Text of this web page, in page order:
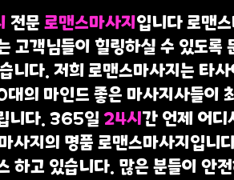
전문 로맨스마사지입니다 로맨
고객님들이 힐링하실 수 있도록
니다. 저희 로맨스마사지는 타
의 마인드 좋은 마사지사들이
니다. 365일 24시간 언제 어디
사지의 명품 로맨스마사지입니
하고 있습니다. 많은 분들이 안